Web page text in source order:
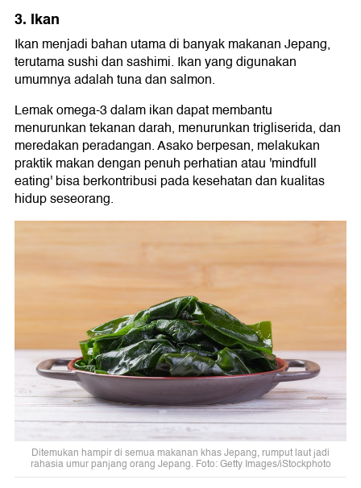
3. Ikan
Ikan menjadi bahan utama di banyak makanan Jepang,
terutama sushi dan sashimi. Ikan yang digunakan
umumnya adalah tuna dan salmon.
Lemak omega-3 dalam ikan dapat membantu
menurunkan tekanan darah, menurunkan trigliserida, dan
meredakan peradangan. Asako berpesan, melakukan
praktik makan dengan penuh perhatian atau 'mindfull
eating' bisa berkontribusi pada kesehatan dan kualitas
hidup seseorang.
Ditemukan hampir di semua makanan khas Jepang, rumput laut jadi
rahasia umur panjang orang Jepang. Foto: Getty Images/iStockphoto